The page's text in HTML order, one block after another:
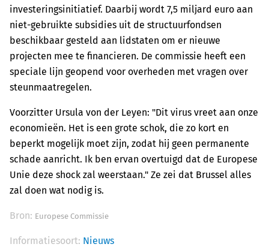
investeringsinitiatief. Daarbij wordt 7,5 miljard euro aan
niet-gebruikte subsidies uit de structuurfondsen
beschikbaar gesteld aan lidstaten om er nieuwe
projecten mee te financieren. De commissie heeft een
speciale lijn geopend voor overheden met vragen over
steunmaatregelen.
Voorzitter Ursula von der Leyen: "Dit virus vreet aan onze
economieën. Het is een grote schok, die zo kort en
beperkt mogelijk moet zijn, zodat hij geen permanente
schade aanricht. Ik ben ervan overtuigd dat de Europese
Unie deze shock zal weerstaan." Ze zei dat Brussel alles
zal doen wat nodig is.
Bron: Europese Commissie
Informatiesoort: Nieuws